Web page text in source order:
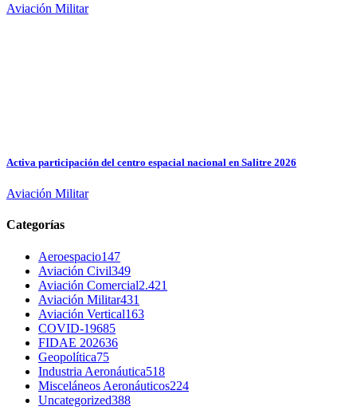
Aviación Militar
Activa participación del centro espacial nacional en Salitre 2026
Aviación Militar
Categorías
Aeroespacio147
Aviación Civil349
Aviación Comercial2.421
Aviación Militar431
Aviación Vertical163
COVID-19685
FIDAE 202636
Geopolítica75
Industria Aeronáutica518
Misceláneos Aeronáuticos224
Uncategorized388